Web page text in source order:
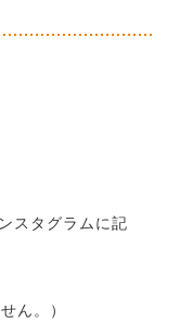
スタグラムに記
ん。）